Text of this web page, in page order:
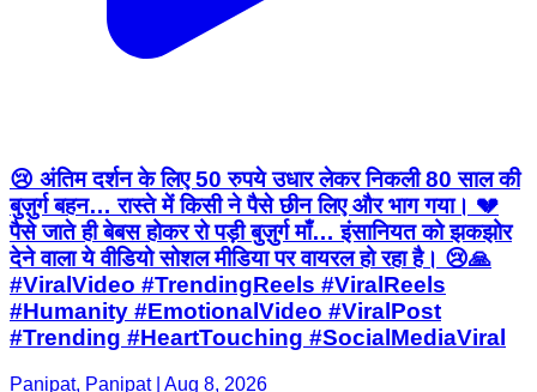
😢 अंतिम दर्शन के लिए 50 रुपये उधार लेकर निकली 80 साल की
बुज़ुर्ग बहन… रास्ते में किसी ने पैसे छीन लिए और भाग गया। 💔
पैसे जाते ही बेबस होकर रो पड़ी बुज़ुर्ग माँ… इंसानियत को झकझोर
देने वाला ये वीडियो सोशल मीडिया पर वायरल हो रहा है। 😢🙏
#ViralVideo #TrendingReels #ViralReels
#Humanity #EmotionalVideo #ViralPost
#Trending #HeartTouching #SocialMediaViral
Panipat, Panipat | Aug 8, 2026